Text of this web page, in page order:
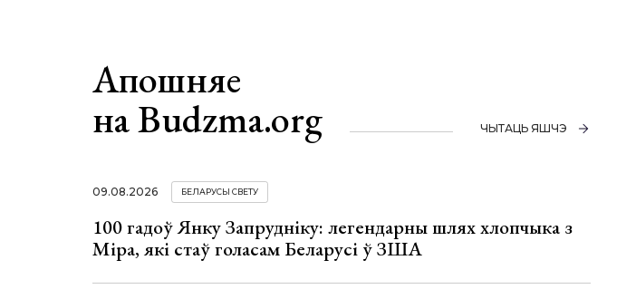
Апошняе
на Budzma.org
ЧЫТАЦЬ ЯШЧЭ
09.08.2026 БЕЛАРУСЫ СВЕТУ
100 гадоў Янку Запрудніку: легендарны шлях хлопчыка з
Міра, які стаў голасам Беларусі ў ЗША